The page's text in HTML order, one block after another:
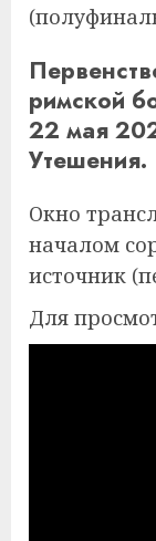
римской
22 мая
Утешения.
Окно
началом
источник
Для